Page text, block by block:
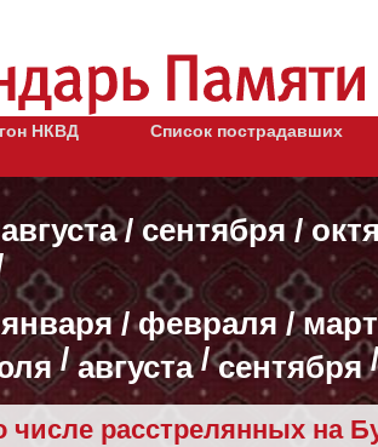
НКВД
Список пострадавших
августа/ сентября/
января/февраля /
/августа/сентября
расстрелянных на